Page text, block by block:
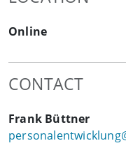
Online
CONTACT
Frank Büttner